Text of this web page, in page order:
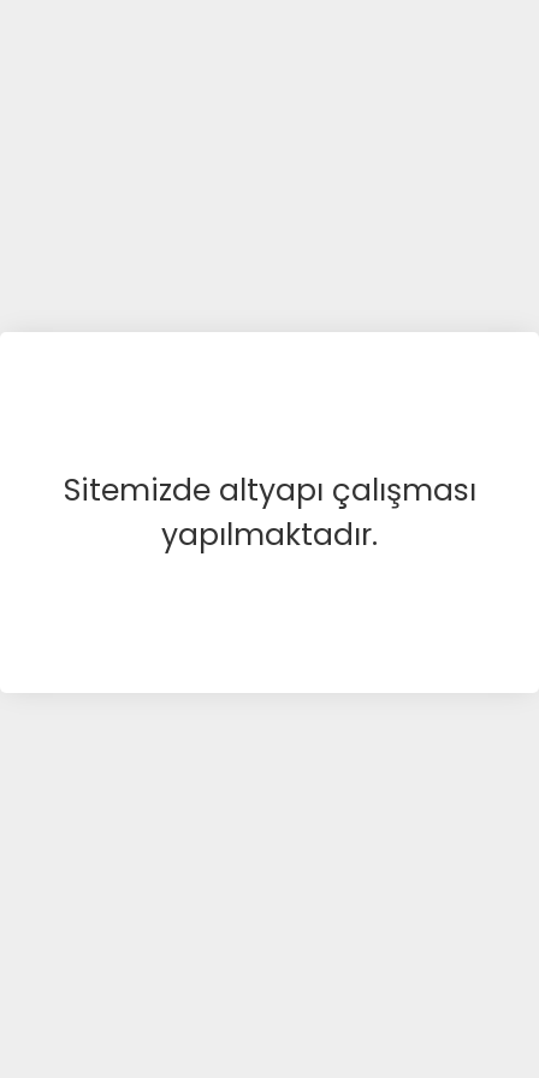
Sitemizde altyapı çalışması
yapılmaktadır.